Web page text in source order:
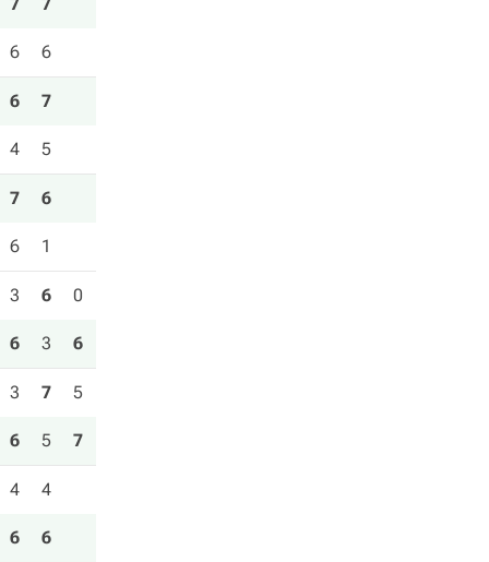
6 6
6 7
4 5
7 6
6 1
3 6 0
6 3 6
3 7 5
6 5 7
4 4
6 6